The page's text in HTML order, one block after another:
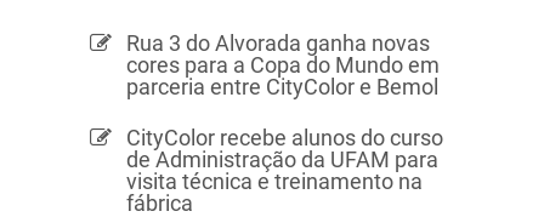
Rua 3 do Alvorada ganha novas
cores para a Copa do Mundo em
parceria entre CityColor e Bemol
CityColor recebe alunos do curso
de Administração da UFAM para
visita técnica e treinamento na
fábrica